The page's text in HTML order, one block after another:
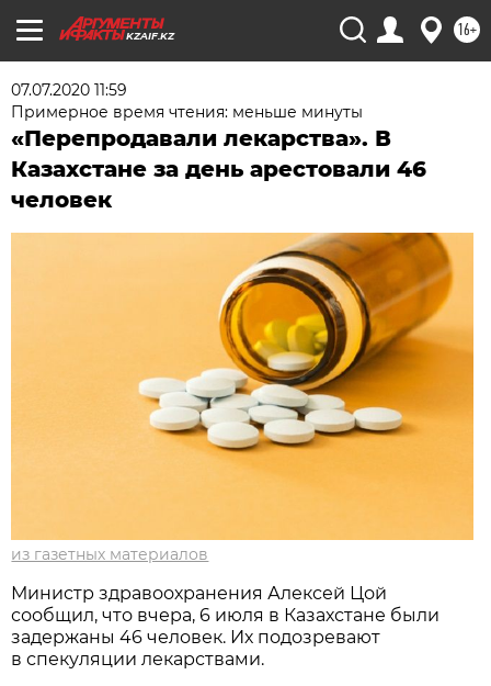
KZAIF.KZ 16+
07.07.2020 11:59
Примерное время чтения: меньше минуты
«Перепродавали лекарства». В
Казахстане за день арестовали 46
человек
из газетных материалов
Министр здравоохранения Алексей Цой
сообщил, что вчера, 6 июля в Казахстане были
задержаны 46 человек. Их подозревают
в спекуляции лекарствами.